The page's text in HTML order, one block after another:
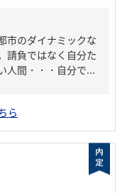
市のダイナミックな
請負ではなく自分た
人間・・・自分で...
ら